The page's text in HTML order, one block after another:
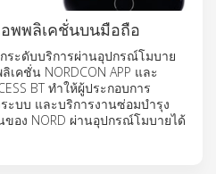
พพลิเคชั่นบนมือถือ
ยกระดับบริการผ่านอุปกรณ์โมบาย
คชั่น NORDCON APP และ
BT ทำให้ผู้ประกอบการ
ะบบ และบริการงานซ่อมบำรุง
อง NORD ผ่านอุปกรณ์โมบายได้